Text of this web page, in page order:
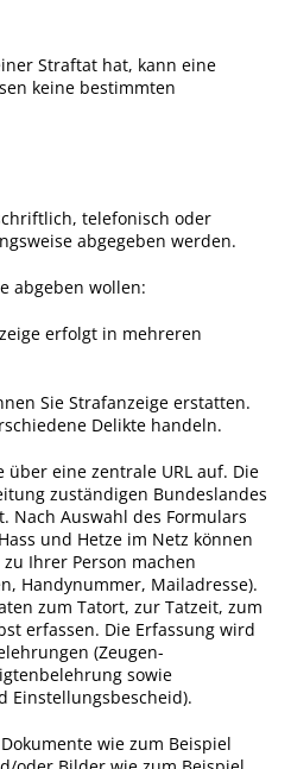
Service
Mängelmeldung online
und Schaukästen
im Rathaus
Straftat hat, kann eine
keine bestimmten
telefonisch oder
abgegeben werden.
abgeben wollen:
erfolgt in mehreren
Sie Strafanzeige erstatten.
Delikte handeln.
eine zentrale URL auf. Die
zuständigen Bundeslandes
Nach Auswahl des Formulars
und Hetze im Netz können
Ihrer Person machen
Handynummer, Mailadresse).
zum Tatort, zur Tatzeit, zum
erfassen. Die Erfassung wird
(Zeugen-
sowie
Einstellungsbescheid).
wie zum Beispiel